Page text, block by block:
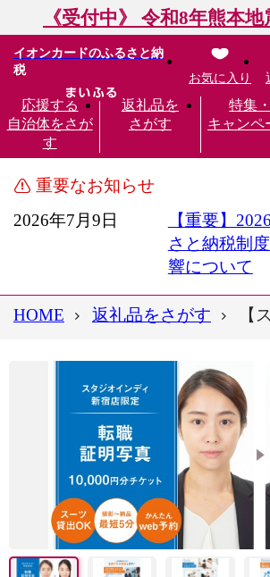
《受付中》 令和8年熊本
イオンカードのふるさと納
税
応援する
自治体をさが
す
返礼品を
さがす
特集・
キャンペ
お気に入り
重要なお知らせ
2026年7月9日
【重要】
さと納税制
響について
HOME 返礼品をさがす 【